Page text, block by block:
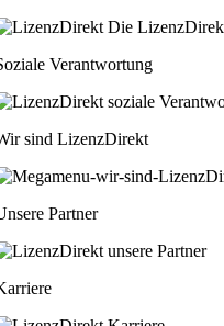
Verantwortung
sind LizenzDirekt
Partner